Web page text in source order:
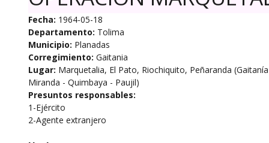
Fecha: 1964-05-18
Departamento: Tolima
Municipio: Planadas
Corregimiento: Gaitania
Lugar: Marquetalia, El Pato, Riochiquito, Peñaranda
Miranda - Quimbaya - Paujil)
Presuntos responsables:
1-Ejército
2-Agente extranjero